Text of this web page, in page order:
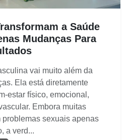
a Saúde
Mudanças Para
vai muito além da
Ela está diretamente
estar físico, emocional,
Embora muitas
problemas sexuais apenas
a verd...